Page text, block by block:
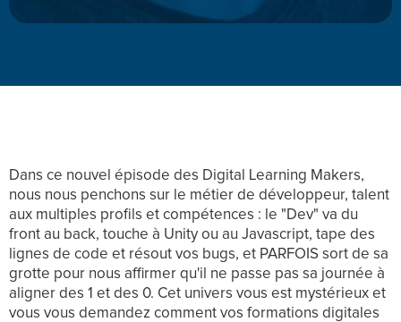
Dans ce nouvel épisode des Digital Learning Makers,
nous nous penchons sur le métier de développeur, talent
aux multiples profils et compétences : le "Dev" va du
front au back, touche à Unity ou au Javascript, tape des
lignes de code et résout vos bugs, et PARFOIS sort de sa
grotte pour nous affirmer qu'il ne passe pas sa journée à
aligner des 1 et des 0. Cet univers vous est mystérieux et
vous vous demandez comment vos formations digitales